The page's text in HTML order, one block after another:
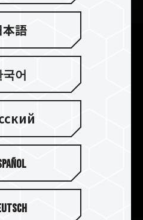
シンクで完璧な
は、2mm厚のアルミニウ
採用し、品質と熱容量を
に、PMICの放熱効果を
備えた放熱用シリコンも
性、耐腐食性、防錆性に
面により、全体の放熱効
本語
국어